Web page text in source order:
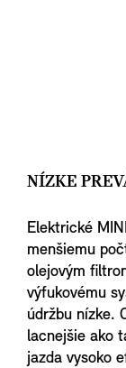
NÍZKE
Elektrické
menšiemu
olejovým
výfukovému
údržbu nízke.
lacnejšie ako
jazda vysoko